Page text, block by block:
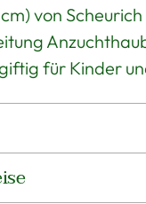
von
für Kinder